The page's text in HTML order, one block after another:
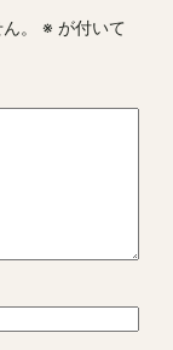
。 ※ が付いて